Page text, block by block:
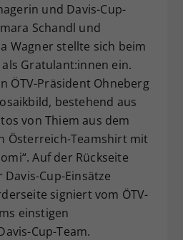
und Davis-Cup-
Schandl und
Wagner stellte sich beim
Gratulant:innen ein.
ÖTV-Präsident Ohneberg
bestehend aus
von Thiem aus dem
Österreich-Teamshirt mit
Auf der Rückseite
Cup-Einsätze
signiert vom ÖTV-
einstigen
Cup-Team.